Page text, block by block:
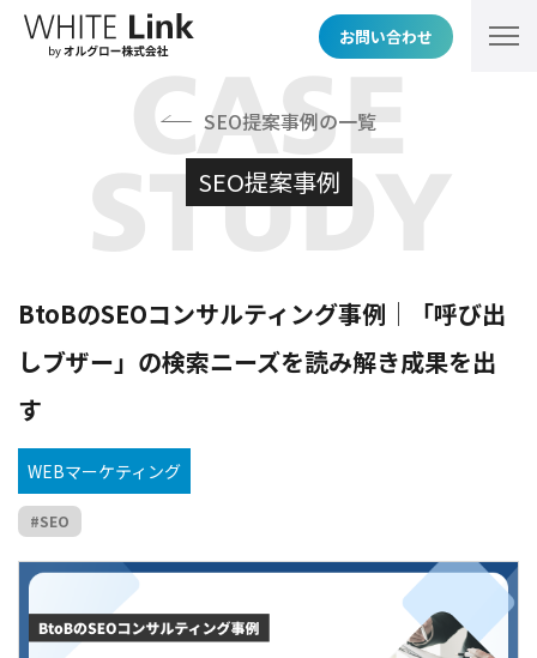
お問い合わせ
CASE
STUDY
SEO提案事例の一覧
SEO提案事例
BtoBのSEOコンサルティング事例│「呼び出
しブザー」の検索ニーズを読み解き成果を出
す
WEBマーケティング
SEO